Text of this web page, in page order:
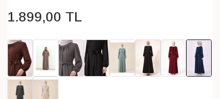
1.899,00 TL